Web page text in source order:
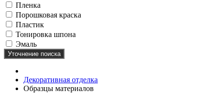
Пленка
Порошковая краска
Пластик
Тонировка шпона
Эмаль
Уточнение поиска
Декоративная отделка
Образцы материалов